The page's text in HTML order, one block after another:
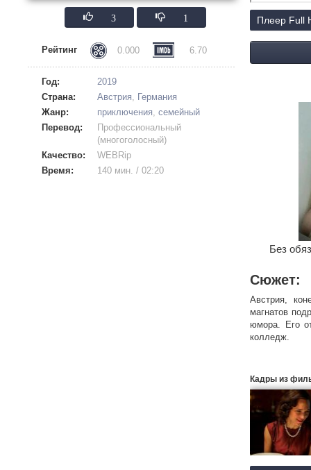
3 1
Рейтинг 0.000 6.70
Год:
2019
Страна:
Австрия, Германия
Жанр:
приключения, семейный
Перевод:
Профессиональный
(многоголосный)
Качество:
WEBRip
Время:
140 мин. / 02:20
Плеер Full
Без
Сюжет:
Австрия,
магнатов
юмора. Его
колледж.
придется
Кадры из